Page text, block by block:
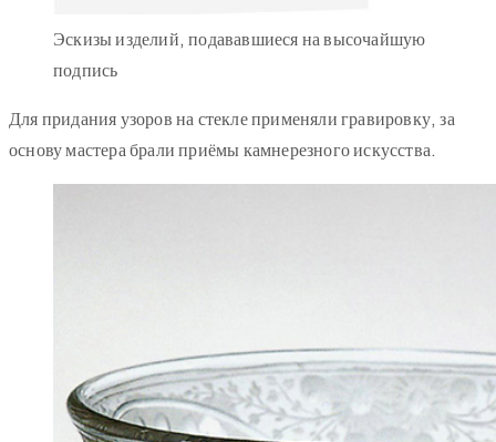
Эскизы изделий, подававшиеся на высочайшую
подпись
Для придания узоров на стекле применяли гравировку, за
основу мастера брали приёмы камнерезного искусства.